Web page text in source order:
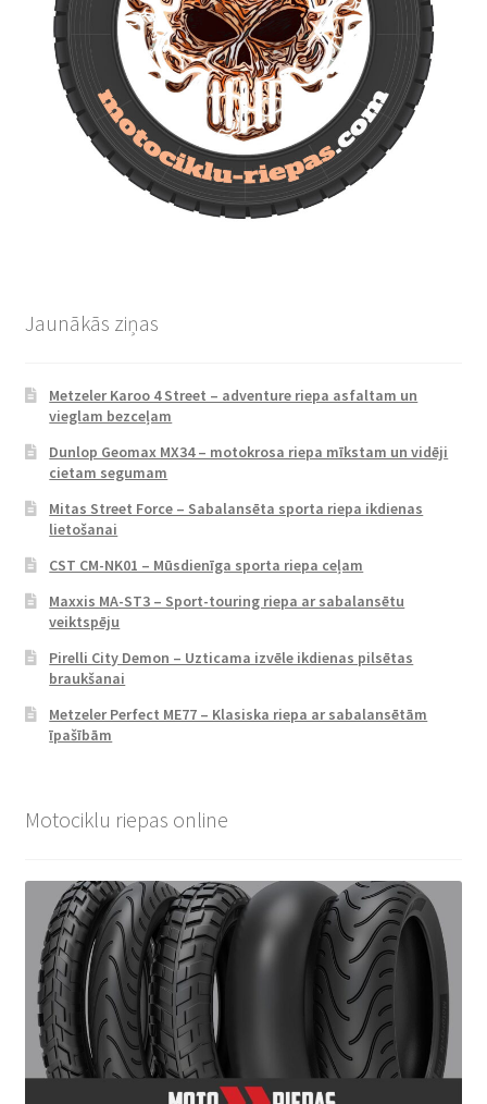
Jaunākās ziņas
Metzeler Karoo 4 Street – adventure riepa asfaltam un
vieglam bezceļam
Dunlop Geomax MX34 – motokrosa riepa mīkstam un vidēji
cietam segumam
Mitas Street Force – Sabalansēta sporta riepa ikdienas
lietošanai
CST CM-NK01 – Mūsdienīga sporta riepa ceļam
Maxxis MA-ST3 – Sport-touring riepa ar sabalansētu
veiktspēju
Pirelli City Demon – Uzticama izvēle ikdienas pilsētas
braukšanai
Metzeler Perfect ME77 – Klasiska riepa ar sabalansētām
īpašībām
Motociklu riepas online